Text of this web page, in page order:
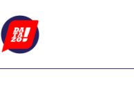
contenido